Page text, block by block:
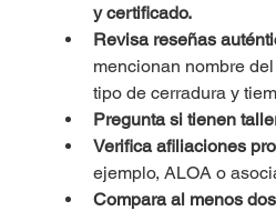
y certificado.
Revisa reseñas
mencionan nombre
tipo de cerradura y
Pregunta si tienen
Verifica afiliaciones
ejemplo, ALOA o
Compara al menos